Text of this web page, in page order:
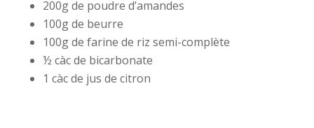
200g de poudre d’amandes
100g de beurre
100g de farine de riz semi-complète
½ càc de bicarbonate
1 càc de jus de citron